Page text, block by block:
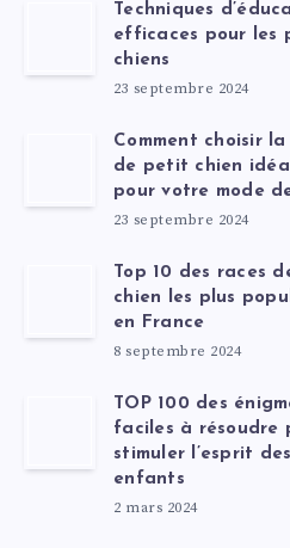
Techniques
efficaces pour les
chiens
23 septembre 2024
Comment choisir
de petit chien
pour votre mode
23 septembre 2024
Top 10 des races
chien les plus
en France
8 septembre 2024
TOP 100 des
faciles à résoudre
stimuler l’esprit des
enfants
2 mars 2024